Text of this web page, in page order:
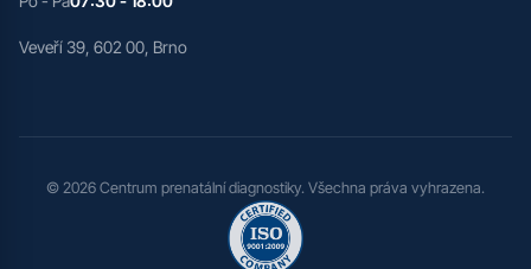
Veveří 39, 602 00, Brno
© 2026 Centrum prenatální diagnostiky. Všechna práva vyhrazena.